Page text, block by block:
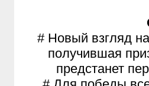
# Новый взгляд
получившая
предстанет